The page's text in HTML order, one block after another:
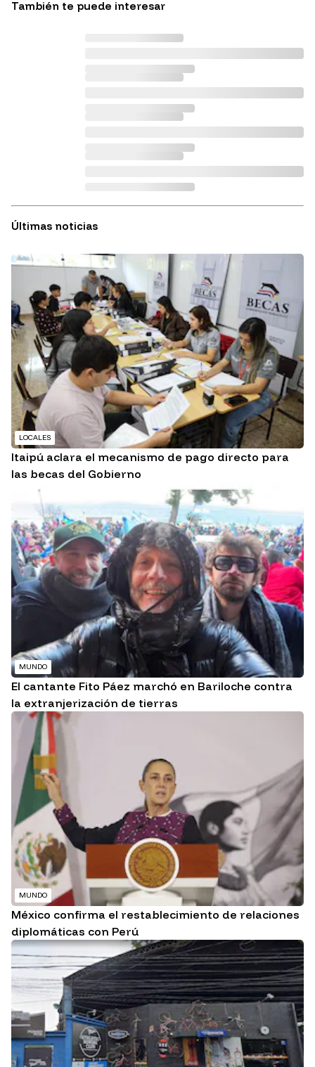
También te puede interesar
Últimas noticias
LOCALES
Itaipú aclara el mecanismo de pago directo para
las becas del Gobierno
MUNDO
El cantante Fito Páez marchó en Bariloche contra
la extranjerización de tierras
MUNDO
México confirma el restablecimiento de relaciones
diplomáticas con Perú